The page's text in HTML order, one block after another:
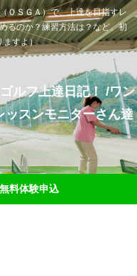
ＯＳＧＡ）で、上達を目指すレ
るのか？練習方法は？など、初
ますよ）
ルフ上達日記！ /ワン
ッスンモニターさん達
料体験申込